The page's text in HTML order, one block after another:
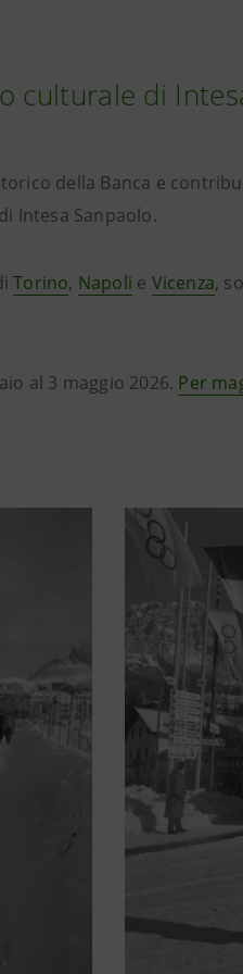
culturale di
della Banca e
Intesa Sanpaolo.
Torino, Napoli e Vicenza,
al 3 maggio 2026. Per